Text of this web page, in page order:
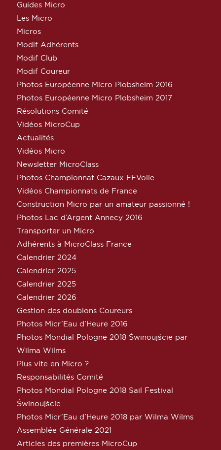
Guides Micro
Les Micro
Micros
Modif Adhérents
Modif Club
Modif Coureur
Photos Européenne Micro Plobsheim 2016
Photos Européenne Micro Plobsheim 2017
Résolutions Comité
Vidéos MicroCup
Actualités
Vidéos Micro
Newsletter MicroClass
Photos Championnat Cazaux FFVoile
Vidéos Championnats de France
Construction Micro par un amateur passionné !
Photos Lac d’Argent Annecy 2016
Transporter un Micro
Adhérents à MicroClass France
Calendrier 2024
Calendrier 2025
Calendrier 2025
Calendrier 2026
Gestion des doublons Coureurs
Photos Micr’Eau d’Heure 2016
Photos Mondial Pologne 2018 Świnoujście par
Wilma Wilms
Plus vite en Micro ?
Responsabilités Comité
Photos Mondial Pologne 2018 Sail Festival
Świnoujście
Photos Micr’Eau d’Heure 2018 par Wilma Wilms
Assemblée Générale 2021
Articles des premières MicroCup